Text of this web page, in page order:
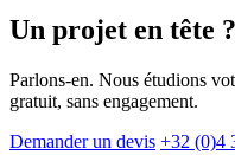
Un projet en tête ?
Parlons-en. Nous étudions
gratuit, sans engagement.
Demander un devis +32 (0)4